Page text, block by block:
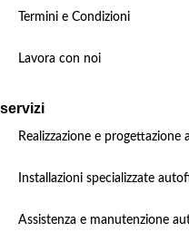
Termini e Condizioni
Lavora con noi
servizi
Realizzazione e progettazione
Installazioni specializzate
Assistenza e manutenzione